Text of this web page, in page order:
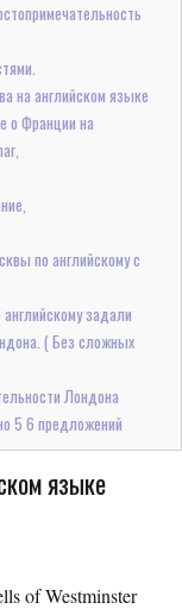
на английском языке
о Франции на
по английскому с
задали
( Без сложных
Лондона
5 6 предложений
языке
of Westminster